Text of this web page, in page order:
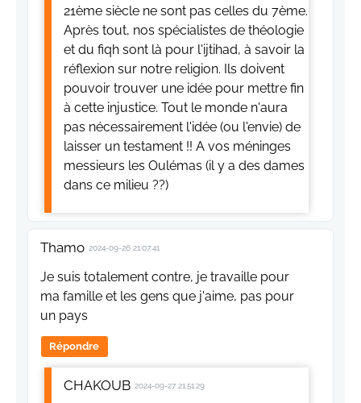
21ème siècle ne sont pas celles du 7ème.
Après tout, nos spécialistes de théologie
et du fiqh sont là pour l'ijtihad, à savoir la
réflexion sur notre religion. Ils doivent
pouvoir trouver une idée pour mettre fin
à cette injustice. Tout le monde n'aura
pas nécessairement l'idée (ou l'envie) de
laisser un testament !! A vos méninges
messieurs les Oulémas (il y a des dames
dans ce milieu ??)
Thamo 2024-09-26 21:07:41
Je suis totalement contre, je travaille pour
ma famille et les gens que j'aime, pas pour
un pays
Répondre
CHAKOUB 2024-09-27 21:51:29